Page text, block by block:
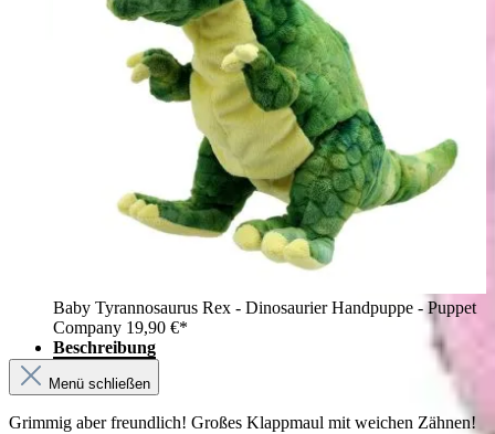
Baby Tyrannosaurus Rex - Dinosaurier Handpuppe - Puppet
Company 19,90 €*
Beschreibung
Menü schließen
Grimmig aber freundlich! Großes Klappmaul mit weichen Zähnen!